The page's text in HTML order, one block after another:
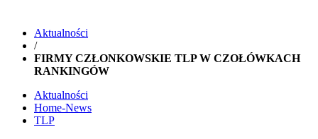
Aktualności
/
FIRMY CZŁONKOWSKIE TLP W CZOŁÓWKACH
RANKINGÓW
Aktualności
Home-News
TLP